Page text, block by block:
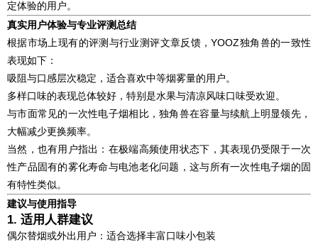
定体验的用户。
真实用户体验与专业评测总结
根据市场上现有的评测与行业测评文章反馈，YOOZ独角兽的一致性
表现如下：
吸阻与口感层次稳定，适合喜欢中等烟雾量的用户。
多样口味的表现总体较好，特别是水果与清凉风味口味受欢迎。
与市面常见的一次性电子烟相比，独角兽在容量与续航上明显领先，
大幅减少更换频率。
当然，也有用户指出：在极端高频使用状态下，其表现仍受限于一次
性产品固有的雾化寿命与电池老化问题，这与所有一次性电子烟的固
有特性类似。
建议与使用指导
1. 适用人群建议
偶尔替烟或外出用户：适合选择丰富口味小包装